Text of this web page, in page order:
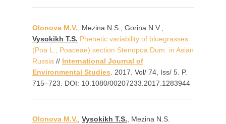
Olonova M.V., Mezina N.S., Gorina N.V.,
Vysokikh T.S. Phenetic variability of bluegrasses
(Poa L., Poaceae) section Stenopoa Dum. in Asian
Russia // International Journal of
Environmental Studies. 2017. Vol/ 74, Iss/ 5. P.
715–723. DOI: 10.1080/00207233.2017.1283944
Olonova M.V., Vysokikh T.S., Mezina N.S.